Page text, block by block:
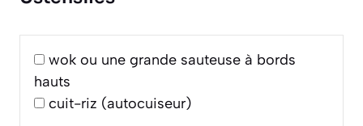
wok ou une grande sauteuse à bords
hauts
cuit-riz (autocuiseur)